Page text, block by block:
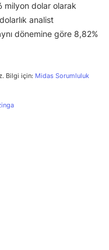
milyon dolar olarak
analist
dönemine göre 8,82%
Bilgi için: Midas Sorumluluk